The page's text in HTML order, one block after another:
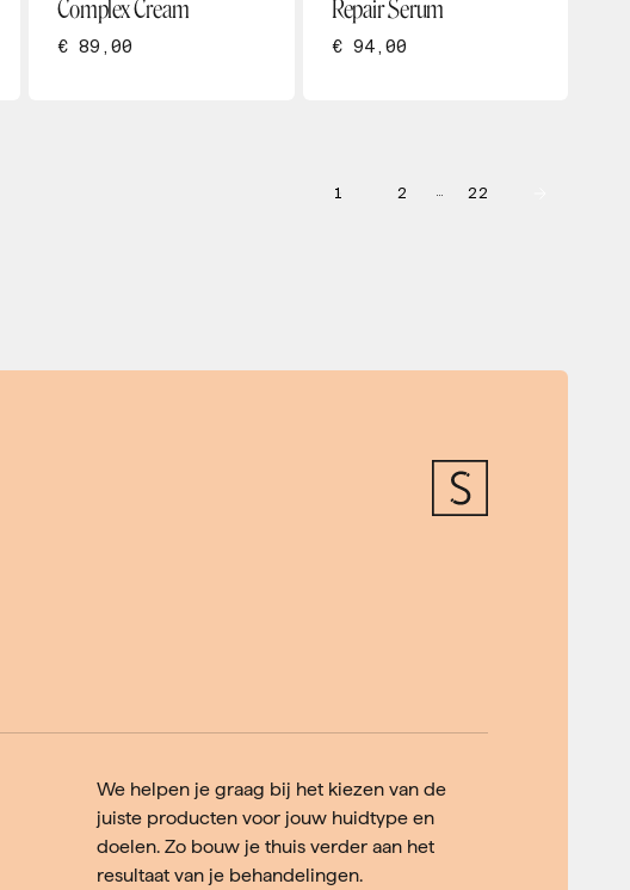
Complex Cream
€ 89,00
Repair Serum
€ 94,00
1 2 … 22
We helpen je graag bij het kiezen van de
juiste producten voor jouw huidtype en
doelen. Zo bouw je thuis verder aan het
resultaat van je behandelingen.